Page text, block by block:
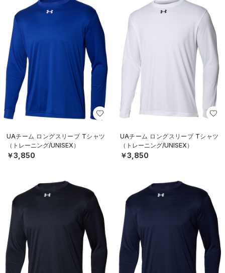
UAチーム ロングスリーブ Tシャツ
（トレーニング/UNISEX）
￥3,850
UAチーム ロングスリーブ Tシャツ
（トレーニング/UNISEX）
￥3,850